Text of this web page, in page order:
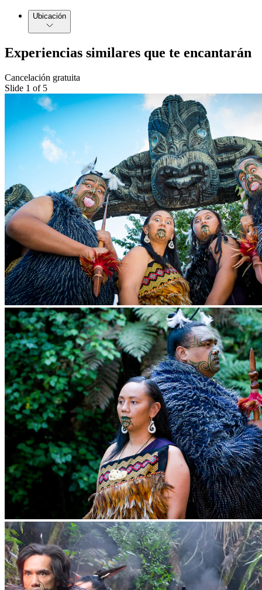
Ubicación
Experiencias similares que te encantarán
Cancelación gratuita
Slide 1 of 5